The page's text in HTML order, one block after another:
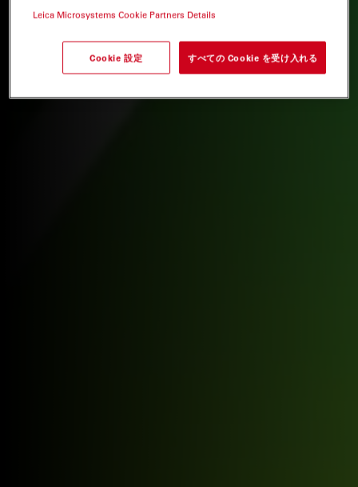
Leica Microsystems Cookie Partners Details
Cookie 設定 すべての Cookie を受け入れる